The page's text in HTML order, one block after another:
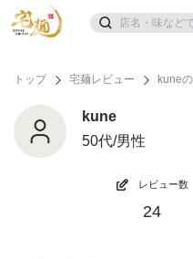
トップ 宅麺レビュー kune
kune
50代/男性
レビュー数
24